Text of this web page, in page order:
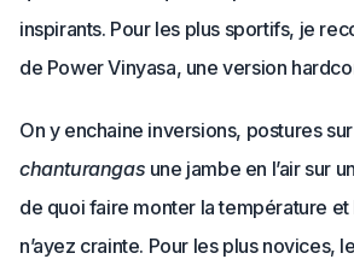
inspirants. Pour les plus sportifs, je
de Power Vinyasa, une version
On y enchaine inversions, postures
chanturangas une jambe en l’air sur
de quoi faire monter la température et
n’ayez crainte. Pour les plus novices,